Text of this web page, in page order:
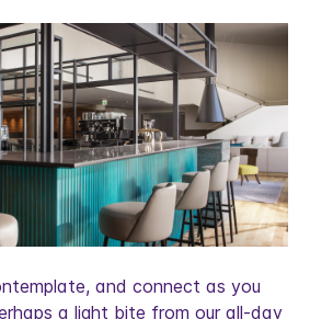
and connect as you
a light bite from our all-day